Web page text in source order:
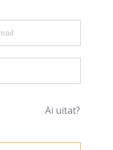
Ai uitat?